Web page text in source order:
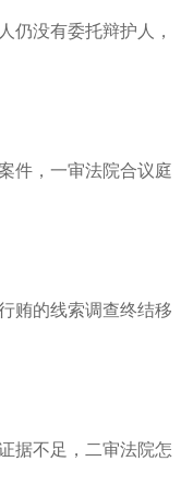
仍没有委托辩护人，
件，一审法院合议庭
贿的线索调查终结移
据不足，二审法院怎